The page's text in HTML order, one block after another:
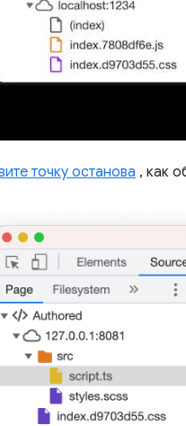
точку останова , как